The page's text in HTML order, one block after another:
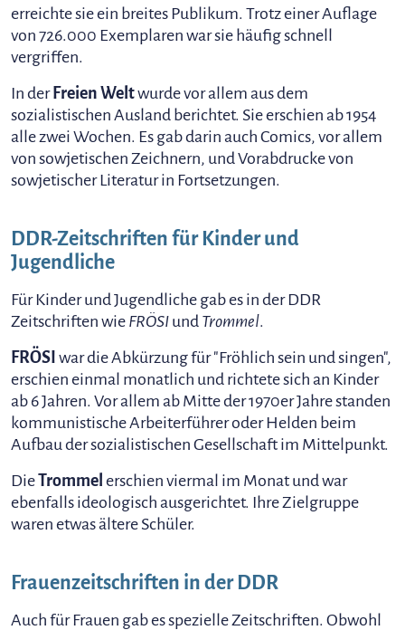
erreichte sie ein breites Publikum. Trotz einer Auflage
von 726.000 Exemplaren war sie häufig schnell
vergriffen.
In derFreien Weltwurde vor allem aus dem
sozialistischen Ausland berichtet. Sie erschien ab 1954
alle zwei Wochen. Es gab darin auch Comics, vor allem
von sowjetischen Zeichnern, und Vorabdrucke von
sowjetischer Literatur in Fortsetzungen.
DDR-Zeitschriften für Kinder und
Jugendliche
Für Kinder und Jugendliche gab es in der DDR
Zeitschriften wie FRÖSI und Trommel.
FRÖSI war die Abkürzung für "Fröhlich sein und singen",
erschien einmal monatlich und richtete sich an Kinder
ab 6 Jahren. Vor allem ab Mitte der 1970er Jahre standen
kommunistische Arbeiterführer oder Helden beim
Aufbau der sozialistischen Gesellschaft im Mittelpunkt.
DieTrommel erschien viermal im Monat und war
ebenfalls ideologisch ausgerichtet. Ihre Zielgruppe
waren etwas ältere Schüler.
Frauenzeitschriften in der DDR
Auch für Frauen gab es spezielle Zeitschriften. Obwohl